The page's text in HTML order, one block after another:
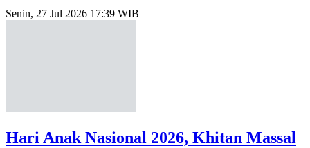
Senin, 27 Jul 2026 17:39 WIB
Hari Anak Nasional 2026, Khitan Massal